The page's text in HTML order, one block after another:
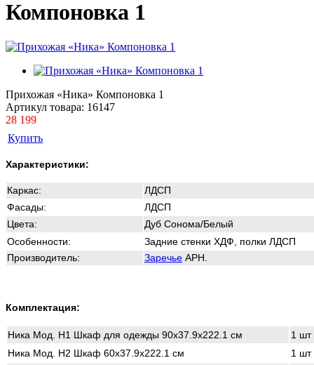
Компоновка 1
Прихожая «Ника» Компоновка 1
Артикул товара: 16147
28 199
Купить
Характеристики:
Каркас:
ЛДСП
Фасады:
ЛДСП
Цвета:
Дуб Сонома/Белый
Особенности:
Задние стенки ХДФ, полки ЛДСП
Производитель:
Заречье АРН.
Комплектация:
Ника Мод. Н1 Шкаф для одежды 90x37.9x222.1 см
1 шт
Ника Мод. Н2 Шкаф 60x37.9x222.1 см
1 шт